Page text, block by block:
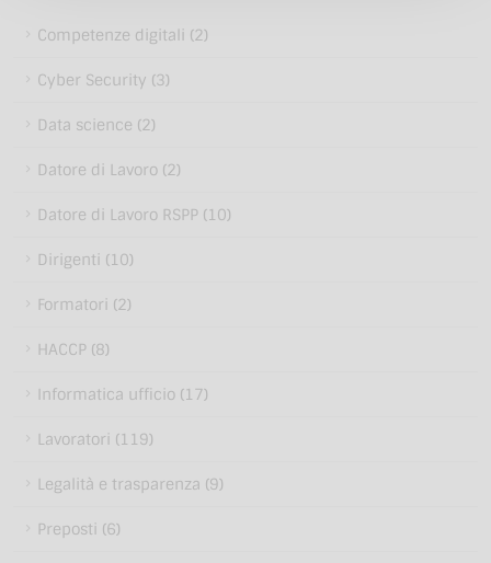
Competenze digitali (2)
Cyber Security (3)
Data science (2)
Datore di Lavoro (2)
Datore di Lavoro RSPP (10)
Dirigenti (10)
Formatori (2)
HACCP (8)
Informatica ufficio (17)
Lavoratori (119)
Legalità e trasparenza (9)
Preposti (6)